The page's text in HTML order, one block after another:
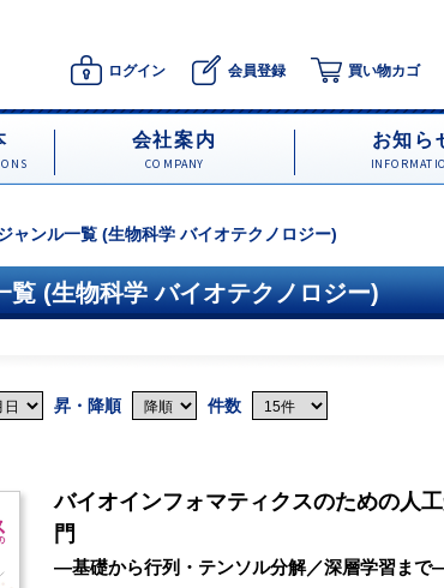
ログイン 会員登録 買い物カゴ
会社案内
COMPANY
お知ら
ャンル一覧 (生物科学 バイオテクノロジー)
覧 (生物科学 バイオテクノロジー)
昇・降順 件数
バイオインフォマティクスのための人
門
―基礎から行列・テンソル分解／深層学習まで